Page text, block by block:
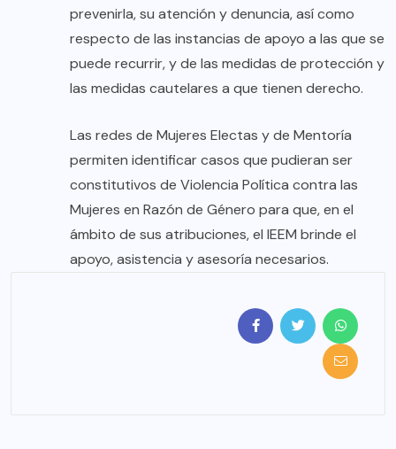
prevenirla, su atención y denuncia, así como
respecto de las instancias de apoyo a las que se
puede recurrir, y de las medidas de protección y
las medidas cautelares a que tienen derecho.
Las redes de Mujeres Electas y de Mentoría
permiten identificar casos que pudieran ser
constitutivos de Violencia Política contra las
Mujeres en Razón de Género para que, en el
ámbito de sus atribuciones, el IEEM brinde el
apoyo, asistencia y asesoría necesarios.